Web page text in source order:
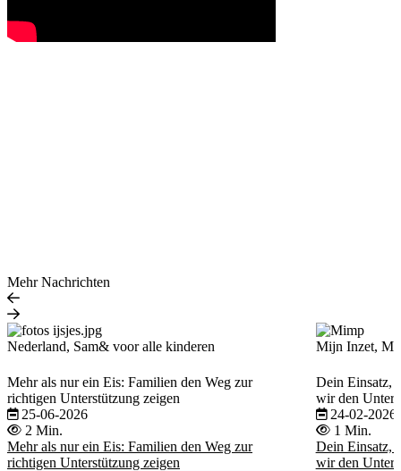
Mehr Nachrichten
Nederland, Sam& voor alle kinderen
Mehr als nur ein Eis: Familien den Weg zur
richtigen Unterstützung zeigen
25-06-2026
2 Min.
Mehr als nur ein Eis: Familien den Weg zur
richtigen Unterstützung zeigen
Mijn Inzet,
Dein Einsatz,
wir den
24-02-2026
1 Min.
Dein Einsatz,
wir den